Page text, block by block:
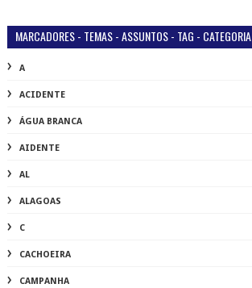
MARCADORES - TEMAS - ASSUNTOS - TAG - CATEGORIA
A
ACIDENTE
ÁGUA BRANCA
AIDENTE
AL
ALAGOAS
C
CACHOEIRA
CAMPANHA